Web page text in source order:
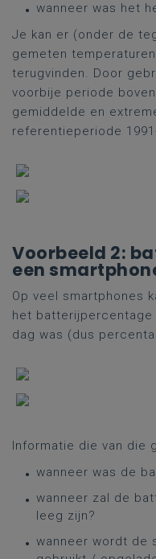
wanneer was het
Je kan er (onder de
gemeten
terugvinden. Door
voorbije periode
gemiddelde en
referentieperiode
Voorbeeld 2:
een
Op veel smartphones
het batterijpercentage
dag was (dus
Informatie die van die
wanneer was de
wanneer zal de
leeg zijn?
wanneer wordt de